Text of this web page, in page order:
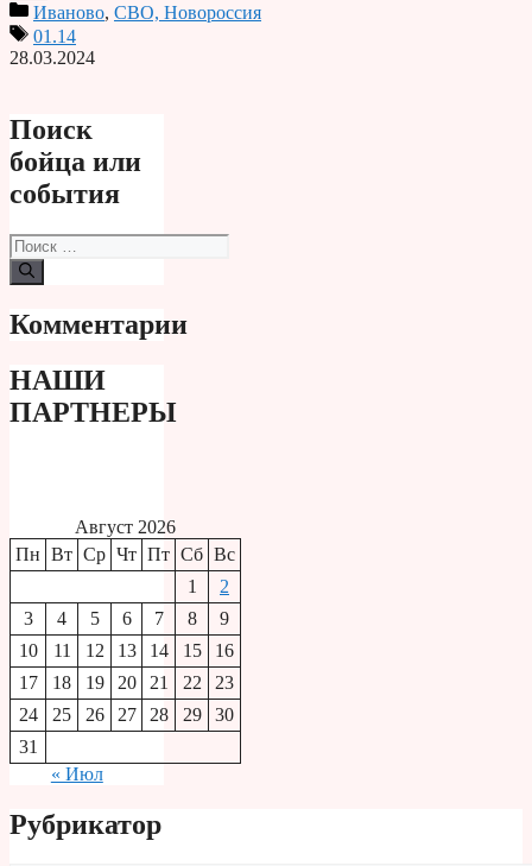
PrintИваново, СВО, Новороссия
01.14
28.03.2024
Поиск
бойца или
события
Поиск:
Комментарии
НАШИ
ПАРТНЕРЫ
Август 2026
Пн Вт Ср Чт Пт Сб Вс
1
2
3
4 5 6 7 8
9
10
11 12 13 14 15
16
17
18 19 20 21 22
23
24
25 26 27 28 29
30
31
« Июл
Рубрикатор